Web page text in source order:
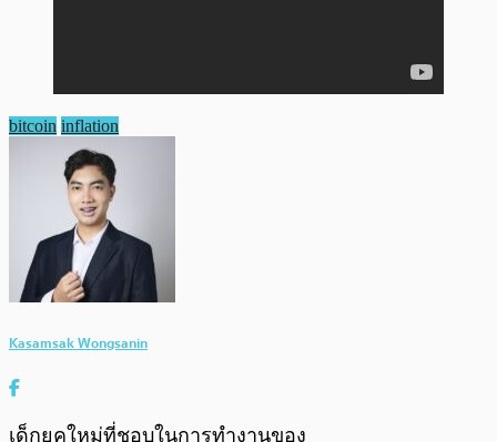
bitcoin inflation
Kasamsak Wongsanin
เด็กยุคใหม่ที่ชอบในการทำงานของ